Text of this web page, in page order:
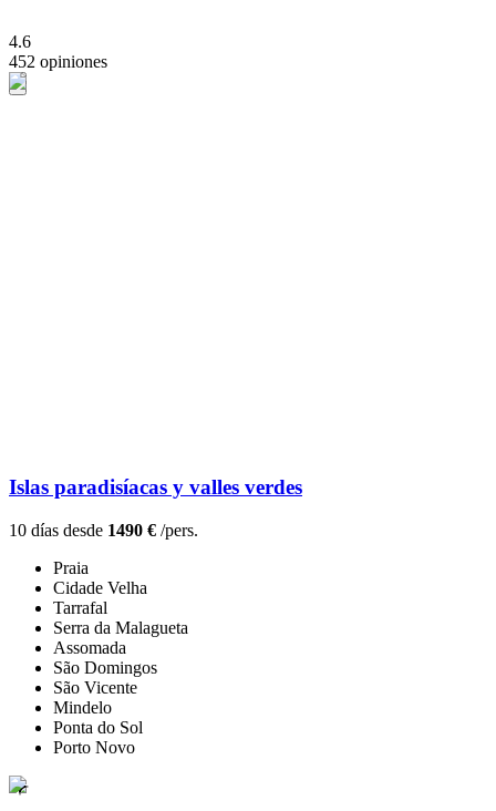
4.6
452 opiniones
Islas paradisíacas y valles verdes
10 días desde 1490 € /pers.
Praia
Cidade Velha
Tarrafal
Serra da Malagueta
Assomada
São Domingos
São Vicente
Mindelo
Ponta do Sol
Porto Novo